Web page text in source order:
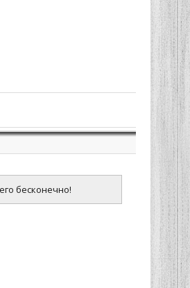
бесконечно!